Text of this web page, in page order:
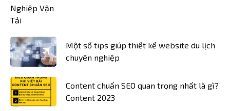
Một số tips giúp thiết kế website du lịch
chuyên nghiệp
Content chuẩn SEO quan trọng nhất là gì?
Content 2023